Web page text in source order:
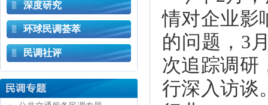
深度研究
环球民调荟萃
民调社评
情对企业影
的问题，3
次追踪调研
行深入访谈